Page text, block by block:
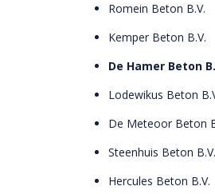
Romein Beton B.V.
Kemper Beton B.V.
De Hamer Beton
Lodewikus Beton
De Meteoor Beton
Steenhuis Beton B.V.
Hercules Beton B.V.